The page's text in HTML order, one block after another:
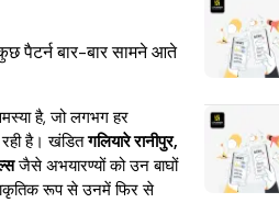
पैटर्न बार-बार सामने आते
है, जो लगभग हर
है। खंडितगलियारे रानीपुर,
जैसे अभयारण्यों को उन बाघों
रूप से उनमें फिर से